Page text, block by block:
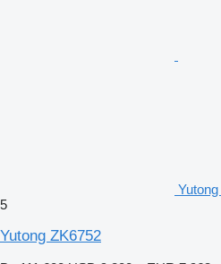
5
Yutong ZK6752